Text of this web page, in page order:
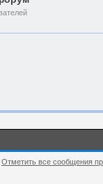
Отметить все сообщения